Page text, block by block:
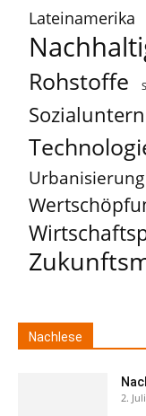
Lateinamerika
Rohstoffe
Urbanisierung
Nachlese
2.